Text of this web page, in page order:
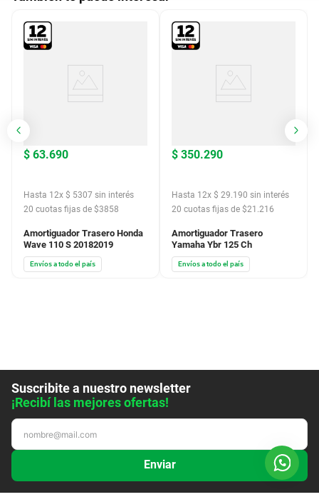
$ 63.690
Hasta 12x $ 5307 sin interés
20 cuotas fijas de $3858
Amortiguador Trasero Honda
Wave 110 S 20182019
Envíos a todo el país
$ 350.290
Hasta 12x $ 29.190 sin interés
20 cuotas fijas de $21.216
Amortiguador Trasero
Yamaha Ybr 125 Ch
Envíos a todo el país
Suscribite a nuestro newsletter
¡Recibí las mejores ofertas!
Enviar